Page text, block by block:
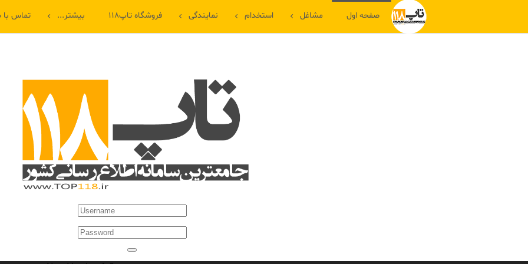
صفحه اول مشاغل استخدام نمایندگی فروشگاه تاپ۱۱۸ بیشتر... تماس با